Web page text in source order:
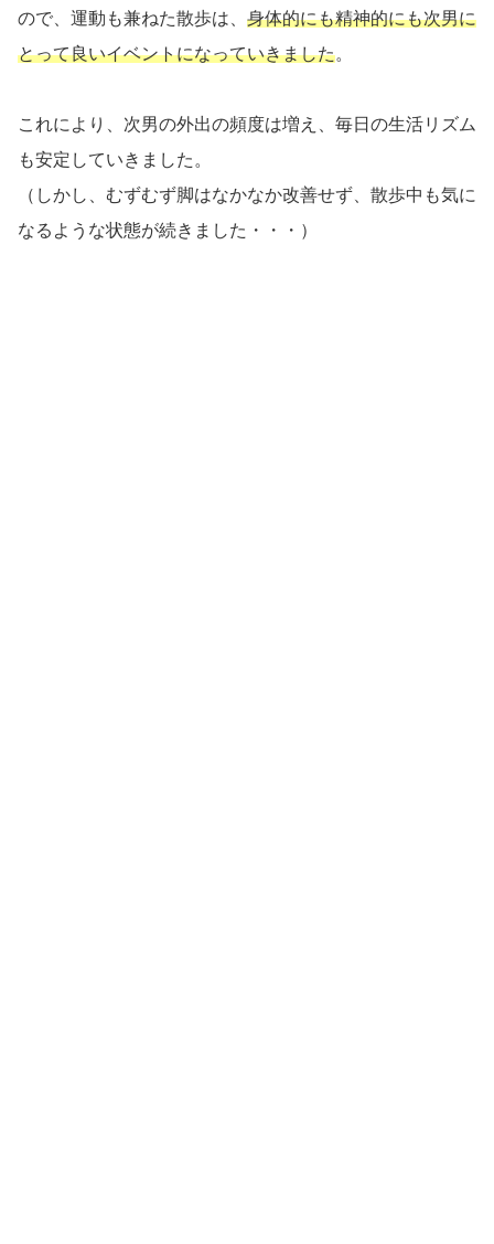
ので、運動も兼ねた散歩は、 身体的にも精神的にも次男に
とって良いイベントになっていきました。
これにより、次男の外出の頻度は増え、毎日の生活リズム
も安定していきました。
（しかし、むずむず脚はなかなか改善せず、散歩中も気に
なるような状態が続きました・・・）